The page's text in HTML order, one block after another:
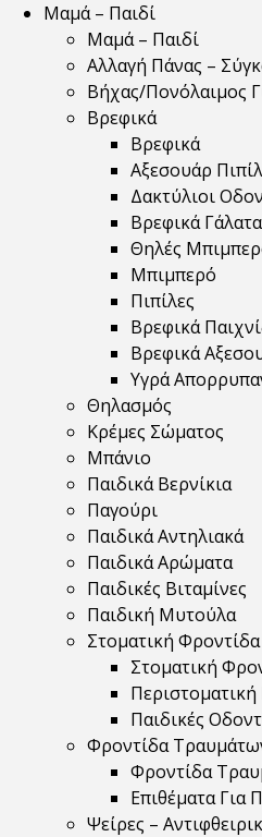
Μαμά – Παιδί
Μαμά – Παιδί
Αλλαγή Πάνας –
Βήχας/Πονόλαιμος
Βρεφικά
Βρεφικά
Αξεσουάρ
Δακτύλιοι
Βρεφικά Γάλατα
Θηλές
Μπιμπερό
Πιπίλες
Βρεφικά
Βρεφικά
Υγρά
Θηλασμός
Κρέμες Σώματος
Μπάνιο
Παιδικά Βερνίκια
Παγούρι
Παιδικά Αντηλιακά
Παιδικά Αρώματα
Παιδικές Βιταμίνες
Παιδική Μυτούλα
Στοματική Φροντίδα
Στοματική
Παιδικές
Φροντίδα
Φροντίδα
Επιθέματα Για
Ψείρες –